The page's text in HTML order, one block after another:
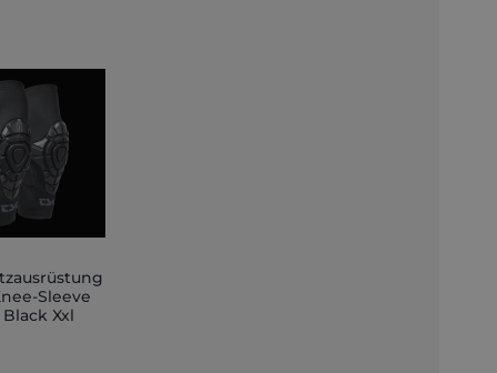
Sleeve
Xxl